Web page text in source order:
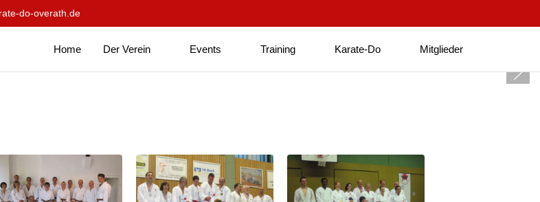
do-overath.de
Home Der Verein Events Training Karate-Do Mitglieder